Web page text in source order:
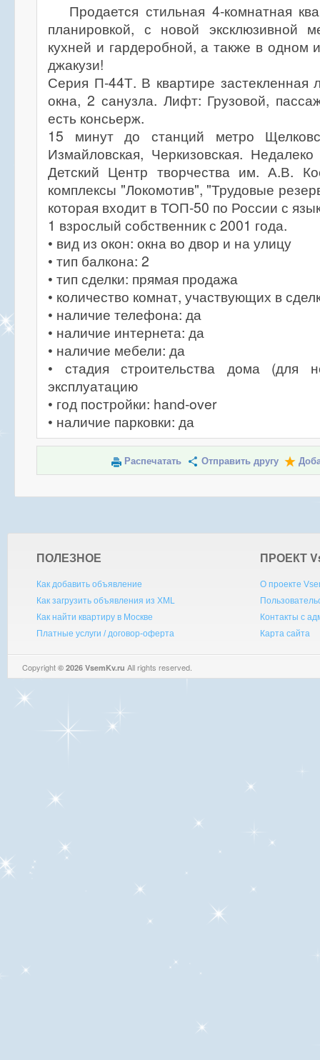
Продается стильная 4-комнатная
планировкой, с новой эксклюзивной
кухней и гардеробной, а также в одном
джакузи!
Серия П-44Т. В квартире застекленная
окна, 2 санузла. Лифт: Грузовой,
есть консьерж.
15 минут до станций метро
Измайловская, Черкизовская.
Детский Центр творчества им. А.В.
комплексы "Локомотив", "Трудовые
которая входит в ТОП-50 по России с
1 взрослый собственник с 2001 года.
• вид из окон: окна во двор и на улицу
• тип балкона: 2
• тип сделки: прямая продажа
• количество комнат, участвующих в
• наличие телефона: да
• наличие интернета: да
• наличие мебели: да
• стадия строительства дома (для
эксплуатацию
• год постройки: hand-over
• наличие парковки: да
Распечатать Отправить другу
ПОЛЕЗНОЕ
Как добавить объявление
Как загрузить объявления из XML
Как найти квартиру в Москве
Платные услуги / договор-оферта
ПРОЕКТ V
О проекте
Контакты с
Карта сайта
Copyright © 2026 VsemKv.ru All rights reserved.